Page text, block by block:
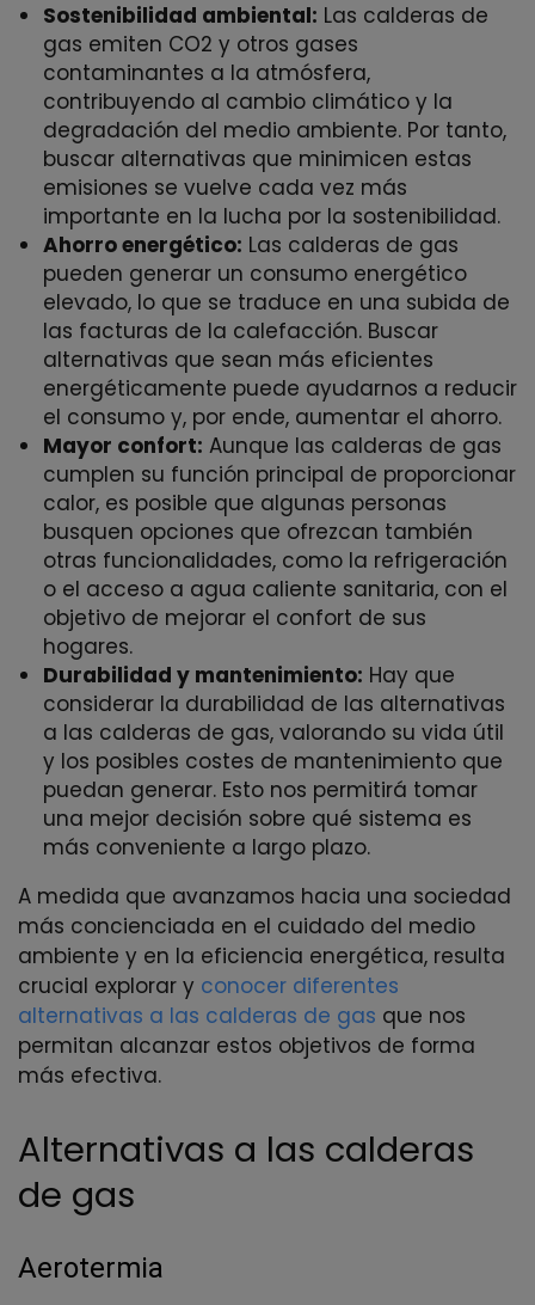
Sostenibilidad ambiental: Las calderas de
gas emiten CO2 y otros gases
contaminantes a la atmósfera,
contribuyendo al cambio climático y la
degradación del medio ambiente. Por tanto,
buscar alternativas que minimicen estas
emisiones se vuelve cada vez más
importante en la lucha por la sostenibilidad.
Ahorro energético: Las calderas de gas
pueden generar un consumo energético
elevado, lo que se traduce en una subida de
las facturas de la calefacción. Buscar
alternativas que sean más eficientes
energéticamente puede ayudarnos a reducir
el consumo y, por ende, aumentar el ahorro.
Mayor confort: Aunque las calderas de gas
cumplen su función principal de proporcionar
calor, es posible que algunas personas
busquen opciones que ofrezcan también
otras funcionalidades, como la refrigeración
o el acceso a agua caliente sanitaria, con el
objetivo de mejorar el confort de sus
hogares.
Durabilidad y mantenimiento: Hay que
considerar la durabilidad de las alternativas
a las calderas de gas, valorando su vida útil
y los posibles costes de mantenimiento que
puedan generar. Esto nos permitirá tomar
una mejor decisión sobre qué sistema es
más conveniente a largo plazo.
A medida que avanzamos hacia una sociedad
más concienciada en el cuidado del medio
ambiente y en la eficiencia energética, resulta
crucial explorar y conocer diferentes
alternativas a las calderas de gas que nos
permitan alcanzar estos objetivos de forma
más efectiva.
Alternativas a las calderas
de gas
Aerotermia